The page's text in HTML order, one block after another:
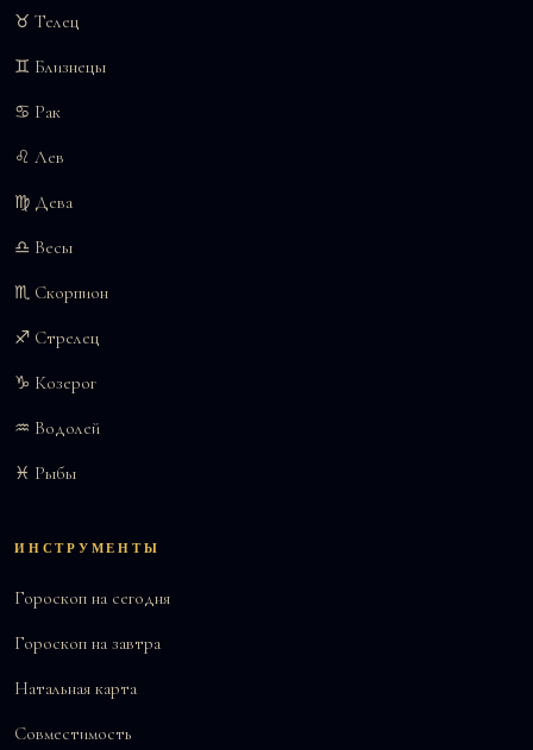
♉ Телец
♊ Близнецы
♋ Рак
♌ Лев
♍ Дева
♎ Весы
♏ Скорпион
♐ Стрелец
♑ Козерог
♒ Водолей
♓ Рыбы
ИНСТРУМЕНТЫ
Гороскоп на сегодня
Гороскоп на завтра
Натальная карта
Совместимость